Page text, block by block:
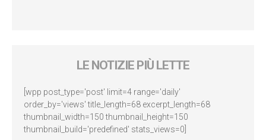
LE NOTIZIE PIÙ LETTE
[wpp post_type='post' limit=4 range='daily'
order_by='views' title_length=68 excerpt_length=68
thumbnail_width=150 thumbnail_height=150
thumbnail_build='predefined' stats_views=0]